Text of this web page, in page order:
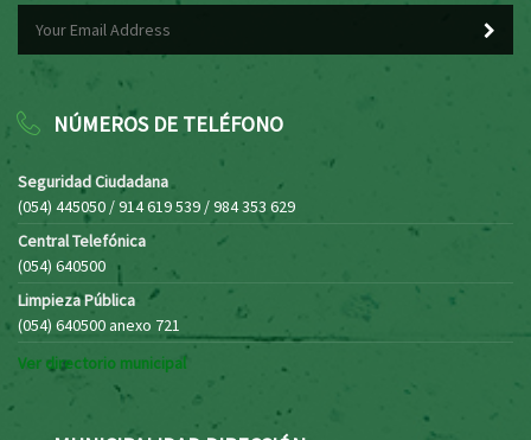
NÚMEROS DE TELÉFONO
Seguridad Ciudadana
(054) 445050 / 914 619 539 / 984 353 629
Central Telefónica
(054) 640500
Limpieza Pública
(054) 640500 anexo 721
Ver directorio municipal